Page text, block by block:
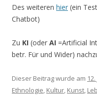
Des weiteren hier (ein
Chatbot)
Zu KI (oder AI =Artificial
betr. Für und Wider)
Dieser Beitrag wurde am
Ethnologie, Kultur, Kunst,